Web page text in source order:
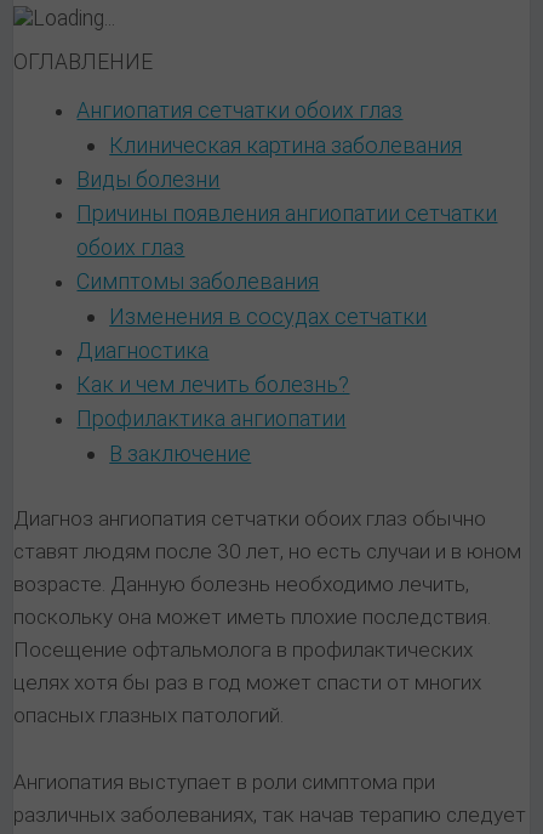
Loading...
ОГЛАВЛЕНИЕ
Ангиопатия сетчатки обоих глаз
Клиническая картина заболевания
Виды болезни
Причины появления ангиопатии сетчатки
обоих глаз
Симптомы заболевания
Изменения в сосудах сетчатки
Диагностика
Как и чем лечить болезнь?
Профилактика ангиопатии
В заключение
Диагноз ангиопатия сетчатки обоих глаз обычно
ставят людям после 30 лет, но есть случаи и в юном
возрасте. Данную болезнь необходимо лечить,
поскольку она может иметь плохие последствия.
Посещение офтальмолога в профилактических
целях хотя бы раз в год может спасти от многих
опасных глазных патологий.
Ангиопатия выступает в роли симптома при
различных заболеваниях, так начав терапию следует